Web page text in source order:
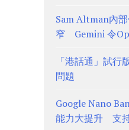
Sam Altman內
窄 Gemini 令
「港話通」試
問題
Google Nano
能力大提升 支